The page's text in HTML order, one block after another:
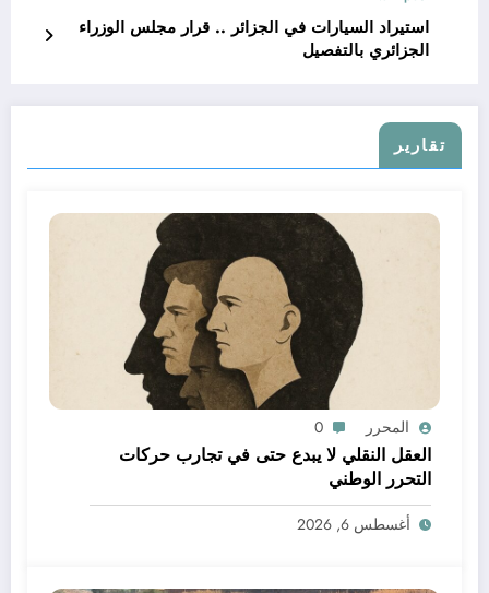
استيراد السيارات في الجزائر .. قرار مجلس الوزراء
الجزائري بالتفصيل
تقارير
المحرر 0
العقل النقلي لا يبدع حتى في تجارب حركات
التحرر الوطني
أغسطس 6, 2026